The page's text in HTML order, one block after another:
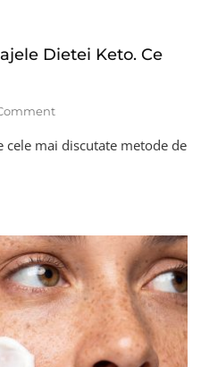
Dietei Keto. Ce
On
Și
Spun
Specialiștii
mai discutate metode de